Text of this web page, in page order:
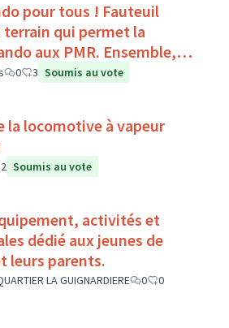
pour tous ! Fauteuil
permet la
aux PMR. Ensemble,
:)
0 3 Soumis au vote
la locomotive à vapeur
2 Soumis au vote
activités et
dédié aux jeunes de
leurs parents.
LA GUIGNARDIERE 0
0